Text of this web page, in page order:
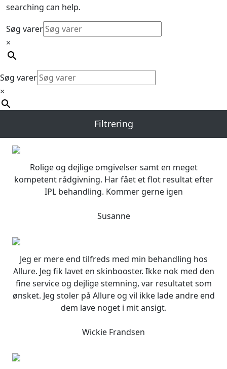
searching can help.
Søg varer
×
Søg varer
×
Filtrering
Rolige og dejlige omgivelser samt en meget
kompetent rådgivning. Har fået et flot resultat efter
IPL behandling. Kommer gerne igen
Susanne
Jeg er mere end tilfreds med min behandling hos
Allure. Jeg fik lavet en skinbooster. Ikke nok med den
fine service og dejlige stemning, var resultatet som
ønsket. Jeg stoler på Allure og vil ikke lade andre end
dem lave noget i mit ansigt.
Wickie Frandsen